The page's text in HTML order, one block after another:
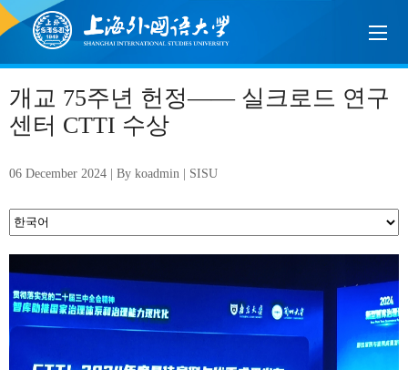
개교 75주년 헌정—— 실크로드 연구
센터 CTTI 수상
06 December 2024 | By koadmin | SISU